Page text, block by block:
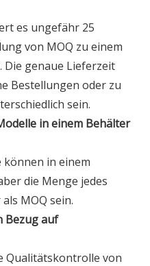
es ungefähr 25
von MOQ zu einem
Die genaue Lieferzeit
Bestellungen oder zu
sein.
in einem Behälter
können in einem
die Menge jedes
MOQ sein.
Bezug auf
Qualitätskontrolle von